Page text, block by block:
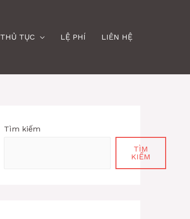
THỦ TỤC LỆ PHÍ LIÊN HỆ
Tìm kiếm
TÌM
KIẾM